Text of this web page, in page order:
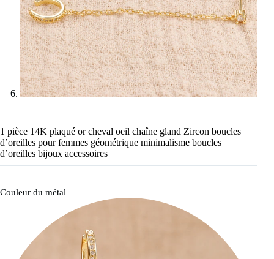
1 pièce 14K plaqué or cheval oeil chaîne gland Zircon boucles
d’oreilles pour femmes géométrique minimalisme boucles
d’oreilles bijoux accessoires
Couleur du métal